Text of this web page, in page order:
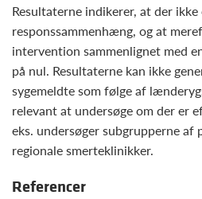
Resultaterne indikerer, at der
responssammenhæng, og at
intervention sammenlignet med
på nul. Resultaterne kan ikke
sygemeldte som følge af
relevant at undersøge om der er
eks. undersøger subgrupperne af
regionale smerteklinikker.
Referencer